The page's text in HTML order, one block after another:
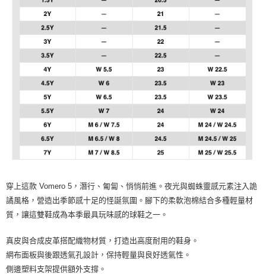
穿上這款 Vomero 5，潛行、匍匐、悄悄前進。夜光與蜘蛛靈感元素注入詭
譎風格，營造出季節感十足的怪誕氛圍。腳下的柔軟泡棉結合多種輕量材
質，讓這雙鞋成為本季最具玩味感的球鞋之一。
真皮與合成皮革搭配織物材質，打造出高度耐用的鞋身。
網布面板與後跟透氣孔設計，保持輕量與良好透氣性。
側邊塑料支架提供額外支撐。